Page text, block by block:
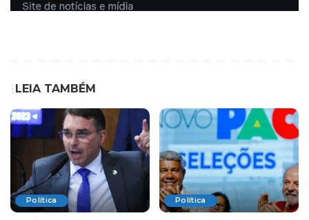
LEIA TAMBÉM
Política Política